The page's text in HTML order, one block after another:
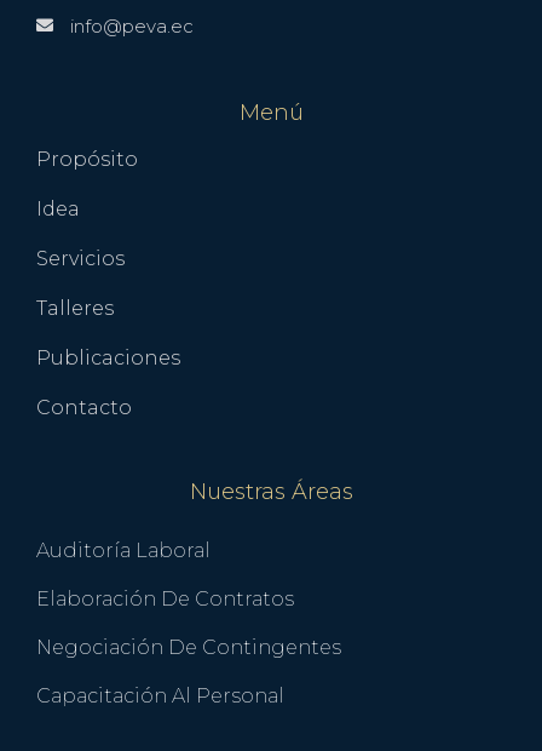
info@peva.ec
Menú
Propósito
Idea
Servicios
Talleres
Publicaciones
Contacto
Nuestras Áreas
Auditoría Laboral
Elaboración De Contratos
Negociación De Contingentes
Capacitación Al Personal